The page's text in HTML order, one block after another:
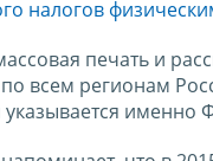
налогов
печать и
всем регионам
указывается